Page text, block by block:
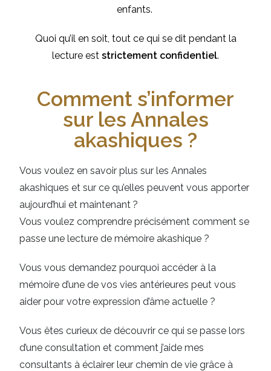
enfants.
Quoi qu’il en soit, tout ce qui se dit pendant la
lecture est strictement confidentiel.
Comment s’informer
sur les Annales
akashiques ?
Vous voulez en savoir plus sur les Annales
akashiques et sur ce qu’elles peuvent vous apporter
aujourd’hui et maintenant ?
Vous voulez comprendre précisément comment se
passe une lecture de mémoire akashique ?
Vous vous demandez pourquoi accéder à la
mémoire d’une de vos vies antérieures peut vous
aider pour votre expression d’âme actuelle ?
Vous êtes curieux de découvrir ce qui se passe lors
d’une consultation et comment j’aide mes
consultants à éclairer leur chemin de vie grâce à